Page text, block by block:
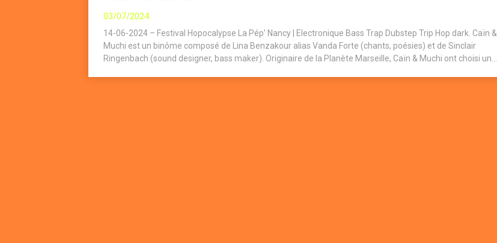
03/07/2024
14-06-2024 – Festival Hopocalypse La Pép’ Nancy | Electronique Bass Trap Dubstep Trip Hop dark. Caïn &
Muchi est un binôme composé de Lina Benzakour alias Vanda Forte (chants, poésies) et de Sinclair
Ringenbach (sound designer, bass maker). Originaire de la Planète Marseille, Caïn & Muchi ont choisi un...